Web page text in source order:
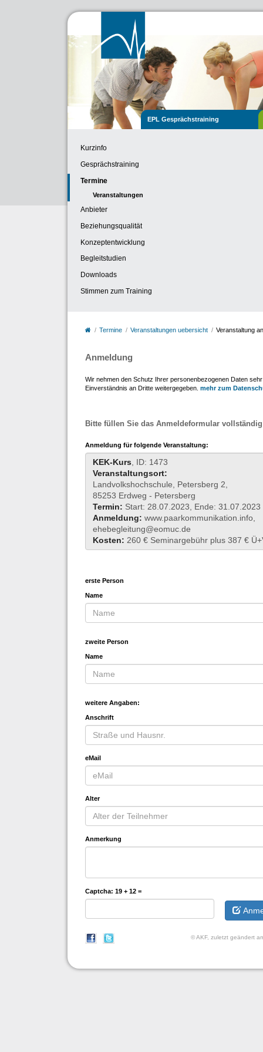
EPL Gesprächstraining
Kurzinfo
Gesprächstraining
Termine
Veranstaltungen
Anbieter
Beziehungsqualität
Konzeptentwicklung
Begleitstudien
Downloads
Stimmen zum Training
Termine Veranstaltungen uebersicht Veranstaltung
Anmeldung
Wir nehmen den Schutz Ihrer personenbezogenen Daten
Einverständnis an Dritte weitergegeben. mehr zum
Bitte füllen Sie das Anmeldeformular
Anmeldung für folgende Veranstaltung:
KEK-Kurs , ID: 1473
Veranstaltungsort:
Landvolkshochschule, Petersberg 2,
85253 Erdweg - Petersberg
Termin: Start: 28.07.2023, Ende: 31.07.2023
Anmeldung: www.paarkommunikation.info,
ehebegleitung@eomuc.de
Kosten: 260 € Seminargebühr plus 387 €
erste Person
Name
zweite Person
Name
weitere Angaben:
Anschrift
eMail
Alter
Anmerkung
Captcha: 19 + 12 =
© AKF, zuletzt geändert